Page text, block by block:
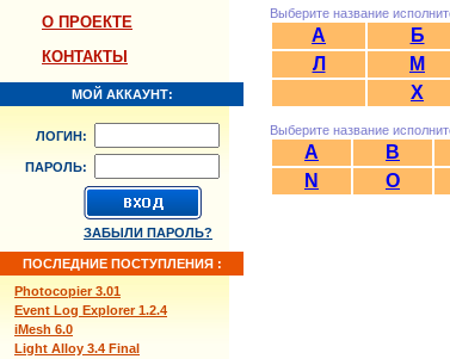
О ПРОЕКТЕ
КОНТАКТЫ
МОЙ АККАУНТ:
ЛОГИН:
ПАРОЛЬ:
ЗАБЫЛИ ПАРОЛЬ?
ПОСЛЕДНИЕ ПОСТУПЛЕНИЯ :
Photocopier 3.01
Event Log Explorer 1.2.4
iMesh 6.0
Light Alloy 3.4 Final
Выберите название
А Б
Л
М
Х
Выберите название
A B
N
O